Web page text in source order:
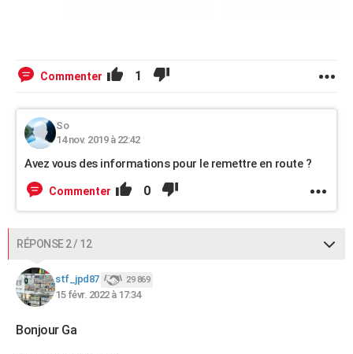
Commenter 1
So
14 nov. 2019 à 22:42
Avez vous des informations pour le remettre en route ?
Commenter 0
RÉPONSE 2 / 12
stf_jpd87 29 869
15 févr. 2022 à 17:34
Bonjour Ga